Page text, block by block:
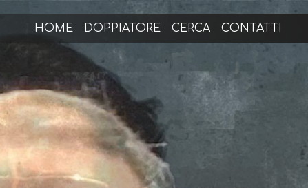
HOME DOPPIATORE CERCA CONTATTI